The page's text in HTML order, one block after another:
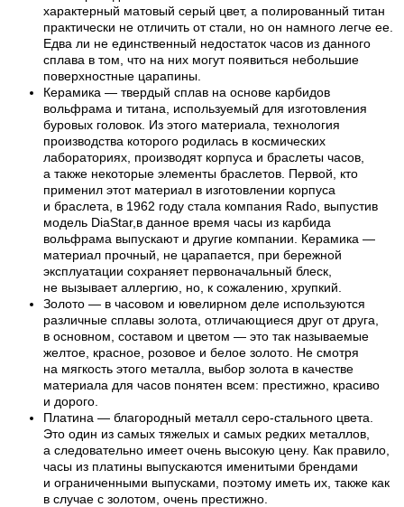
характерный матовый серый цвет, а полированный титан
практически не отличить от стали, но он намного легче ее.
Едва ли не единственный недостаток часов из данного
сплава в том, что на них могут появиться небольшие
поверхностные царапины.
Керамика — твердый сплав на основе карбидов
вольфрама и титана, используемый для изготовления
буровых головок. Из этого материала, технология
производства которого родилась в космических
лабораториях, производят корпуса и браслеты часов,
а также некоторые элементы браслетов. Первой, кто
применил этот материал в изготовлении корпуса
и браслета, в 1962 году стала компания Rado, выпустив
модель DiaStar,в данное время часы из карбида
вольфрама выпускают и другие компании. Керамика —
материал прочный, не царапается, при бережной
эксплуатации сохраняет первоначальный блеск,
не вызывает аллергию, но, к сожалению, хрупкий.
Золото — в часовом и ювелирном деле используются
различные сплавы золота, отличающиеся друг от друга,
в основном, составом и цветом — это так называемые
желтое, красное, розовое и белое золото. Не смотря
на мягкость этого металла, выбор золота в качестве
материала для часов понятен всем: престижно, красиво
и дорого.
Платина — благородный металл серо-стального цвета.
Это один из самых тяжелых и самых редких металлов,
а следовательно имеет очень высокую цену. Как правило,
часы из платины выпускаются именитыми брендами
и ограниченными выпусками, поэтому иметь их, также как
в случае с золотом, очень престижно.